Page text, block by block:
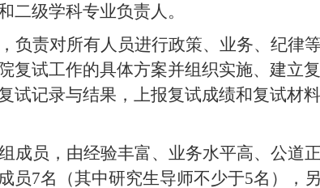
二级学科专业负责人。
负责对所有人员进行政策、业务、纪律
复试工作的具体方案并组织实施、建立
试记录与结果，上报复试成绩和复试材
成员，由经验丰富、业务水平高、公道
员7名（其中研究生导师不少于5名），